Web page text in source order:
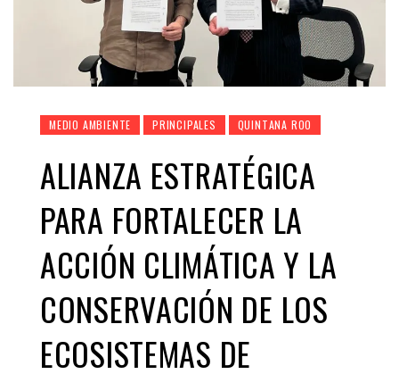
MEDIO AMBIENTE PRINCIPALES QUINTANA ROO
ALIANZA ESTRATÉGICA
PARA FORTALECER LA
ACCIÓN CLIMÁTICA Y LA
CONSERVACIÓN DE LOS
ECOSISTEMAS DE